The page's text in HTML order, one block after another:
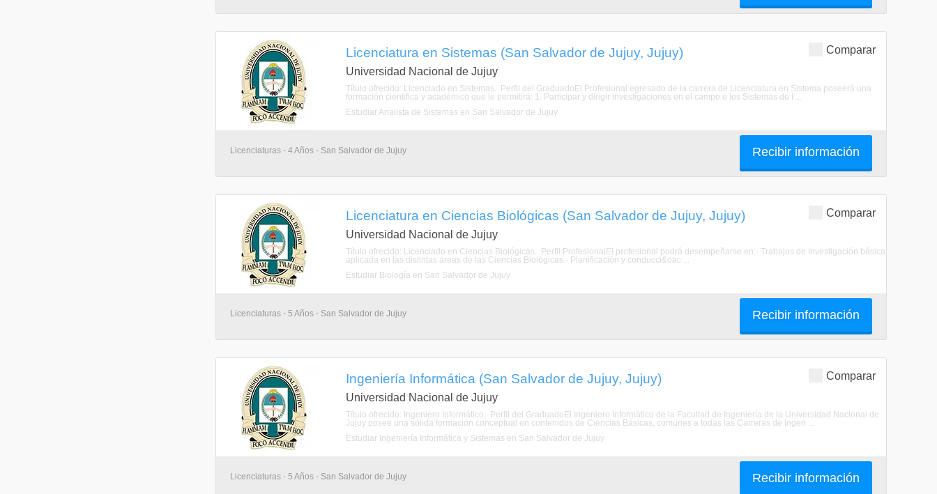
Comparar
Licenciatura en Sistemas (San Salvador de Jujuy, Jujuy)
Universidad Nacional de Jujuy
Título ofrecido: Licenciado en Sistemas. Perfil del GraduadoEl Profesional egresado de la carrera de Licenciatura en Sistema poseerá una
formación científica y académico que le permitirá: 1. Participar y dirigir investigaciones en el campo e los Sistemas de I ...
Estudiar Analista de Sistemas en San Salvador de Jujuy
Licenciaturas - 4 Años - San Salvador de Jujuy Recibir información
Comparar
Licenciatura en Ciencias Biológicas (San Salvador de Jujuy, Jujuy)
Universidad Nacional de Jujuy
Título ofrecido: Licenciado en Ciencias Biológicas. Perfil ProfesionalEl profesional podrá desempeñarse en:· Trabajos de Investigación básica
aplicada en las distintas áreas de las Ciencias Biológicas.· Planificación y conducci&oac ...
Estudiar Biología en San Salvador de Jujuy
Licenciaturas - 5 Años - San Salvador de Jujuy Recibir información
Comparar
Ingeniería Informática (San Salvador de Jujuy, Jujuy)
Universidad Nacional de Jujuy
Título ofrecido: Ingeniero Informático. Perfil del GraduadoEl Ingeniero Informático de la Facultad de Ingeniería de la Universidad Nacional de
Jujuy posee una sólida formación conceptual en contenidos de Ciencias Básicas, comunes a todas las Carreras de Ingen ...
Estudiar Ingeniería Informática y Sistemas en San Salvador de Jujuy
Licenciaturas - 5 Años - San Salvador de Jujuy Recibir información